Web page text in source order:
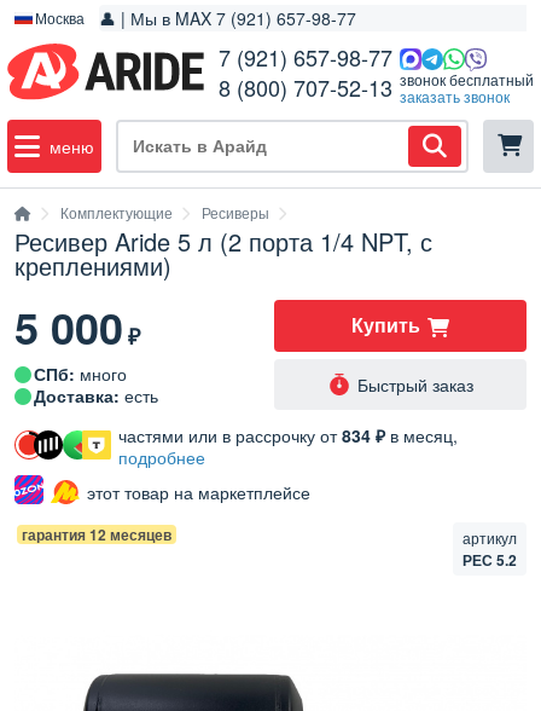
Москва 👤 | Мы в MAX 7 (921) 657-98-77
7 (921) 657-98-77
8 (800) 707-52-13 звонок бесплатный
заказать звонок
меню
Комплектующие Ресиверы
Ресивер Aride 5 л (2 порта 1/4 NPT, с
креплениями)
гарантия 12 месяцев артикул
РЕС 5.2
5 000₽ Купить
Быстрый заказ
частями или в рассрочку от834 ₽в месяц,
подробнее
этот товар на маркетплейсе
СПб: много
Доставка: есть